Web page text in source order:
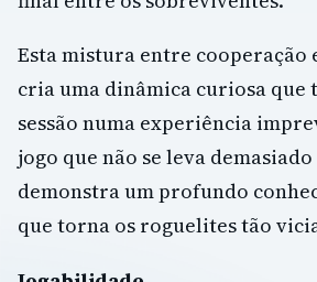
Esta mistura entre cooperação
cria uma dinâmica curiosa que
sessão numa experiência
jogo que não se leva
demonstra um profundo
que torna os roguelites tão